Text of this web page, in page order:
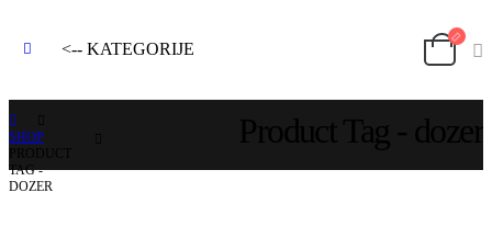
<-- KATEGORIJE
SHOP
TAG -
DOZER